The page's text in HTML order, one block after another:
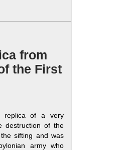
from
the First
replica of a very
destruction of the
sifting and was
army who